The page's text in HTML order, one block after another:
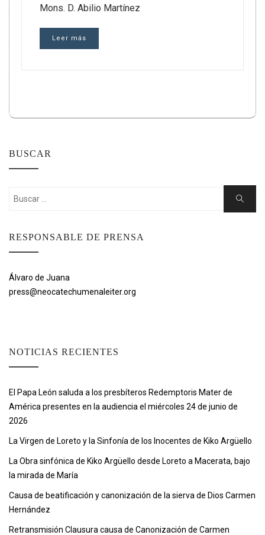
Mons. D. Abilio Martínez
Leer más
BUSCAR
Buscar:
Buscar
RESPONSABLE DE PRENSA
Álvaro de Juana
press@neocatechumenaleiter.org
NOTICIAS RECIENTES
El Papa León saluda a los presbíteros Redemptoris Mater de
América presentes en la audiencia el miércoles 24 de junio de
2026
La Virgen de Loreto y la Sinfonía de los Inocentes de Kiko Argüello
La Obra sinfónica de Kiko Argüello desde Loreto a Macerata, bajo
la mirada de María
Causa de beatificación y canonización de la sierva de Dios Carmen
Hernández
Retransmisión Clausura causa de Canonización de Carmen